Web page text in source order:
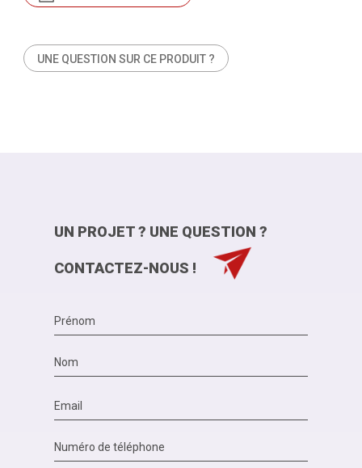
UNE QUESTION SUR CE PRODUIT ?
UN PROJET ? UNE QUESTION ?
CONTACTEZ-NOUS !